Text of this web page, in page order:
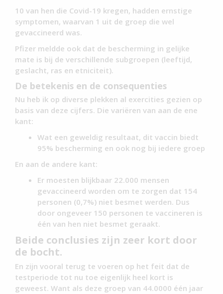
10 van hen die Covid-19 kregen, hadden ernstige
symptomen, waarvan 1 uit de groep die wel
gevaccineerd was.
Pfizer meldde ook dat de bescherming in gelijke
mate is bij de verschillende subgroepen (leeftijd,
geslacht, ras en etniciteit).
De betekenis en de consequenties
Nu heb ik op diverse plekken al exercities gezien op
basis van deze cijfers. Die variëren van aan de ene
kant:
Wat een geweldig resultaat, dit vaccin biedt
95% bescherming en ook nog bij iedere groep
En aan de andere kant:
Er moesten blijkbaar 22.000 mensen
gevaccineerd worden om te zorgen dat 154
personen (0,7%) niet besmet werden. Dus
door ongeveer 150 personen te vaccineren is
één van hen niet besmet geraakt.
Beide conclusies zijn zeer kort door
de bocht.
En zijn vooral terug te voeren op het feit dat de
testperiode tot nu toe eigenlijk heel kort is
geweest. Want als deze groep van 44.0000 één jaar